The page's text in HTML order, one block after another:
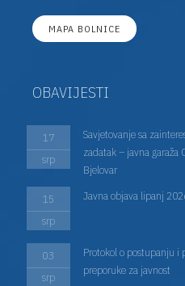
MAPA BOLNICE
OBAVIJESTI
17
srp
Savjetovanje sa
zadatak – javna garaža
Bjelovar
15
srp
Javna objava lipanj
03
srp
Protokol o postupanju
preporuke za javnost